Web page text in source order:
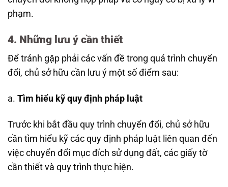
phạm.
4. Những lưu ý cần thiết
Để tránh gặp phải các vấn đề trong quá trình chuyển
đổi, chủ sở hữu cần lưu ý một số điểm sau:
a. Tìm hiểu kỹ quy định pháp luật
Trước khi bắt đầu quy trình chuyển đổi, chủ sở hữu
cần tìm hiểu kỹ các quy định pháp luật liên quan đến
việc chuyển đổi mục đích sử dụng đất, các giấy tờ
cần thiết và quy trình thực hiện.